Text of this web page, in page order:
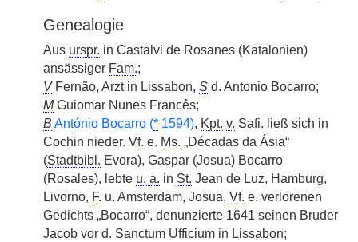
Genealogie
Aus urspr. in Castalvi de Rosanes (Katalonien)
ansässiger Fam.;
VFernão, Arzt in Lissabon, S d. Antonio Bocarro;
MGuiomar Nunes Francês;
B António Bocarro (* 1594), Kpt. v. Safi. ließ sich in
Cochin nieder. Vf. e. Ms. „Décadas da Ásia“
(Stadtbibl. Evora), Gaspar (Josua) Bocarro
(Rosales), lebte u. a. in St. Jean de Luz, Hamburg,
Livorno, F. u. Amsterdam, Josua, Vf. e. verlorenen
Gedichts „Bocarro“, denunzierte 1641 seinen Bruder
Jacob vor d. Sanctum Ufficium in Lissabon;